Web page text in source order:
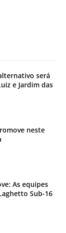
será
e Jardim das
neste
As equipes
Sub-16